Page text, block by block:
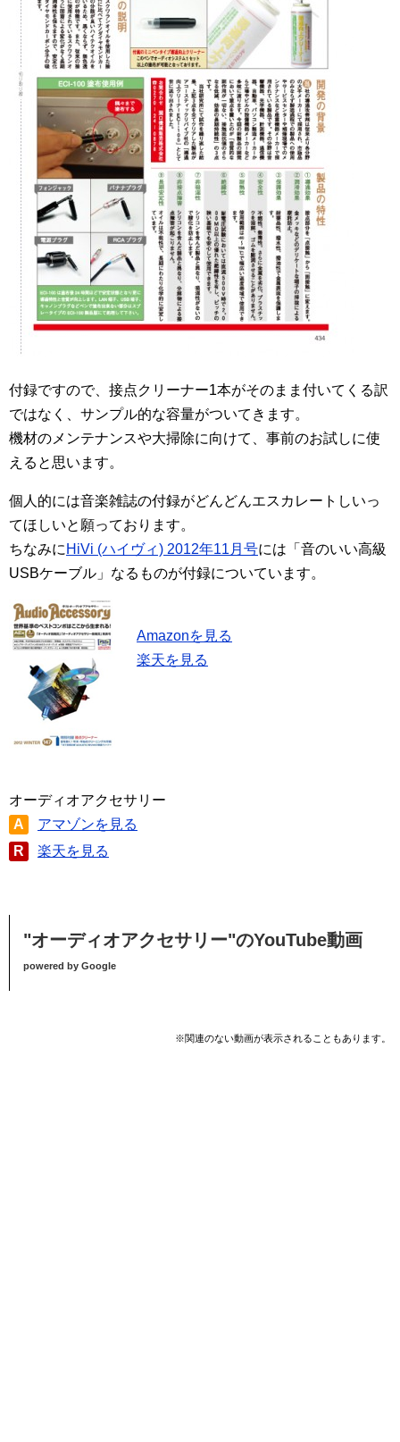
付録ですので、接点クリーナー1本がそのまま付いてくる訳
ではなく、サンプル的な容量がついてきます。
機材のメンテナンスや大掃除に向けて、事前のお試しに使
えると思います。
個人的には音楽雑誌の付録がどんどんエスカレートしいっ
てほしいと願っております。
ちなみに HiVi (ハイヴィ) 2012年11月号には「音のいい高級
USBケーブル」なるものが付録についています。
Amazonを見る
楽天を見る
オーディオアクセサリー
A
アマゾンを見る
R
楽天を見る
"オーディオアクセサリー"のYouTube動画
powered by Google
※関連のない動画が表示されることもあります。